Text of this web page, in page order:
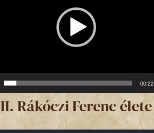
00:22
II. Rákóczi Ferenc élete